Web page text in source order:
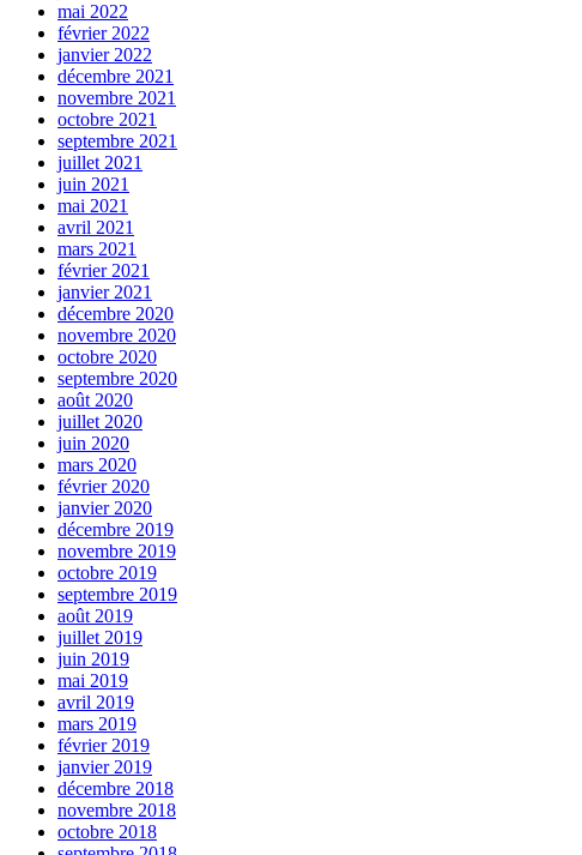
mai 2022
février 2022
janvier 2022
décembre 2021
novembre 2021
octobre 2021
septembre 2021
juillet 2021
juin 2021
mai 2021
avril 2021
mars 2021
février 2021
janvier 2021
décembre 2020
novembre 2020
octobre 2020
septembre 2020
août 2020
juillet 2020
juin 2020
mars 2020
février 2020
janvier 2020
décembre 2019
novembre 2019
octobre 2019
septembre 2019
août 2019
juillet 2019
juin 2019
mai 2019
avril 2019
mars 2019
février 2019
janvier 2019
décembre 2018
novembre 2018
octobre 2018